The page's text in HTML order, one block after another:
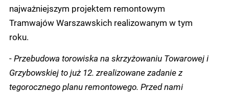
najważniejszym projektem remontowym
Tramwajów Warszawskich realizowanym w tym
roku.
-Przebudowa torowiska na skrzyżowaniu Towarowej i
Grzybowskiej to już 12. zrealizowane zadanie z
tegorocznego planu remontowego. Przed nami